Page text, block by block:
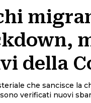
della
che sancisce la
verificati nuovi